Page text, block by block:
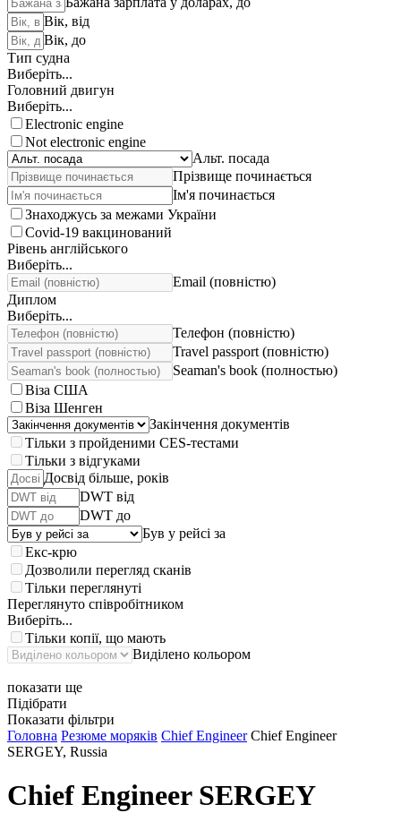
Вік, від
Вік, до
Тип судна
Виберіть...
Головний двигун
Виберіть...
Electronic engine
Not electronic engine
Альт. посада
Прізвище починається
Ім'я починається
Знаходжусь за межами України
Covid-19 вакцинований
Рівень англійського
Виберіть...
Email (повністю)
Диплом
Виберіть...
Телефон (повністю)
Travel passport (повністю)
Seaman's book (полностью)
Віза США
Віза Шенген
Закінчення документів
Тільки з пройденими CES-тестами
Тільки з відгуками
Досвід більше, років
DWT від
DWT до
Був у рейсі за
Екс-крю
Дозволили перегляд сканів
Тільки переглянуті
Переглянуто співробітником
Виберіть...
Тільки копії, що мають
Виділено кольором
показати ще
Підібрати
Показати фільтри
Головна Резюме моряків Chief Engineer Chief Engineer
SERGEY, Russia
Chief EngineerSERGEY